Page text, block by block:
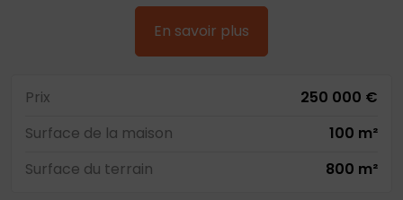
En savoir plus
Prix
250 000 €
Surface de la maison
100 m²
Surface du terrain
800 m²